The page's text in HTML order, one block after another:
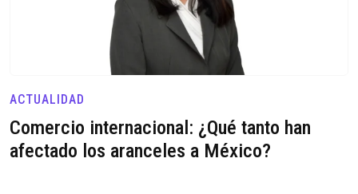
ACTUALIDAD
Comercio internacional: ¿Qué tanto han
afectado los aranceles a México?